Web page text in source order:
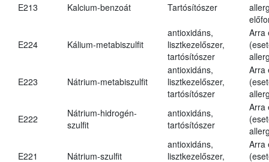
E213 Kalcium-benzoát Tartósítószer
E224 Kálium-metabiszulfit
antioxidáns,
lisztkezelőszer,
tartósítószer
Arra
E223 Nátrium-metabiszulfit
antioxidáns,
lisztkezelőszer,
tartósítószer
Arra
E222
Nátrium-hidrogén-
szulfit
antioxidáns,
tartósítószer
Arra
E221 Nátrium-szulfit
antioxidáns,
lisztkezelőszer,
Arra